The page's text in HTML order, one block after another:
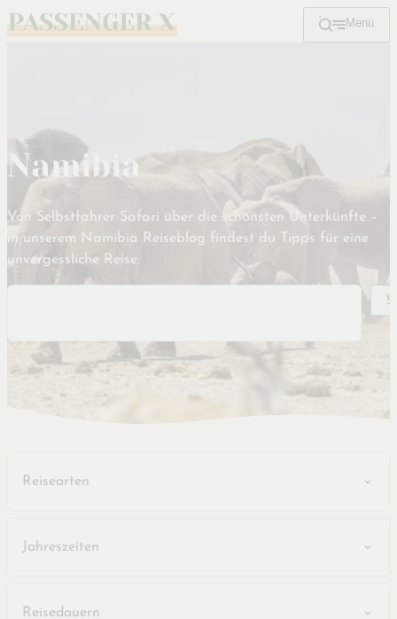
Zum
Menü
Namibia
Von Selbstfahrer Safari über die schönsten Unterkünfte –
in unserem Namibia Reiseblog findest du Tipps für eine
unvergessliche Reise.
Reisearten
Jahreszeiten
Reisedauern